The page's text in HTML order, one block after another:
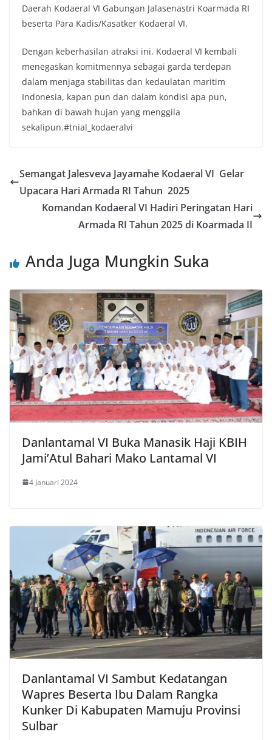
Daerah Kodaeral VI Gabungan Jalasenastri Koarmada RI
beserta Para Kadis/Kasatker Kodaeral VI.
Dengan keberhasilan atraksi ini, Kodaeral VI kembali
menegaskan komitmennya sebagai garda terdepan
dalam menjaga stabilitas dan kedaulatan maritim
Indonesia, kapan pun dan dalam kondisi apa pun,
bahkan di bawah hujan yang menggila
sekalipun.#tnial_kodaeralvi
Semangat Jalesveva Jayamahe Kodaeral VI Gelar
Upacara Hari Armada RI Tahun 2025
Komandan Kodaeral VI Hadiri Peringatan Hari
Armada RI Tahun 2025 di Koarmada II
Anda Juga Mungkin Suka
Danlantamal VI Buka Manasik Haji KBIH
Jami’Atul Bahari Mako Lantamal VI
4 Januari 2024
Danlantamal VI Sambut Kedatangan
Wapres Beserta Ibu Dalam Rangka
Kunker Di Kabupaten Mamuju Provinsi
Sulbar